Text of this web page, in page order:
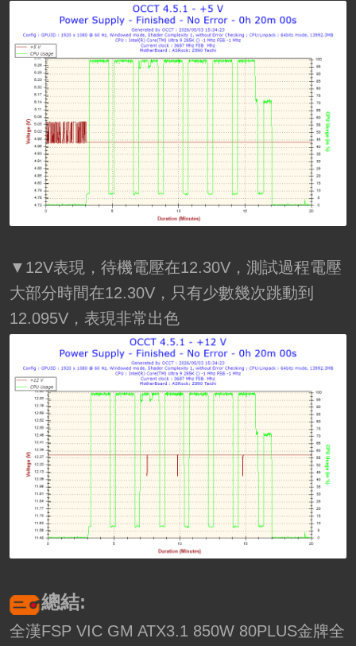
▼12V表現，待機電壓在12.30V，測試過程電壓
大部分時間在12.30V，只有少數幾次跳動到
12.095V，表現非常出色
總結:
全漢FSP VIC GM ATX3.1 850W 80PLUS金牌全